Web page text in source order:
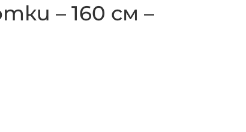
– 160 см –